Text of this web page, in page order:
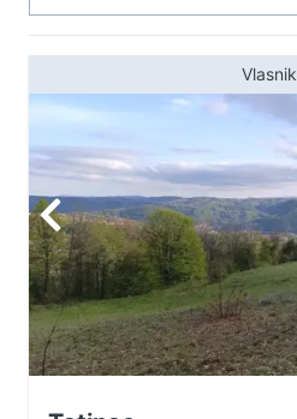
Vlasnik